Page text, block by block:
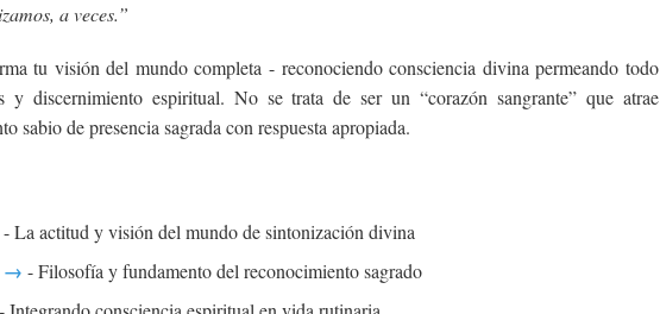
a veces.”
tu visión del mundo completa - reconociendo consciencia divina permeando todo
y discernimiento espiritual. No se trata de ser un “corazón sangrante” que atrae
sabio de presencia sagrada con respuesta apropiada.
- La actitud y visión del mundo de sintonización divina
→ - Filosofía y fundamento del reconocimiento sagrado